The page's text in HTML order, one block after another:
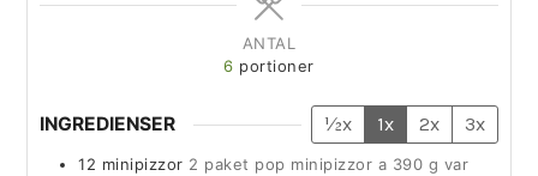
ANTAL
6 portioner
INGREDIENSER ½x 1x 2x 3x
12 minipizzor 2 paket pop minipizzor a 390 g var